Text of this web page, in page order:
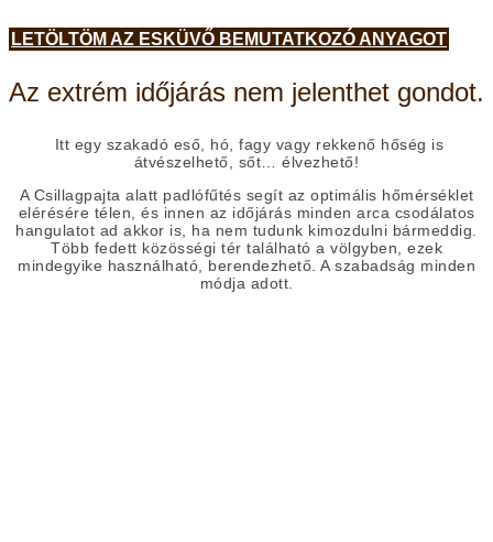
LETÖLTÖM AZ ESKÜVŐ BEMUTATKOZÓ ANYAGOT
Az extrém időjárás nem jelenthet gondot.
Itt egy szakadó eső, hó, fagy vagy rekkenő hőség is
átvészelhető, sőt… élvezhető!
A Csillagpajta alatt padlófűtés segít az optimális hőmérséklet
elérésére télen, és innen az időjárás minden arca csodálatos
hangulatot ad akkor is, ha nem tudunk kimozdulni bármeddig.
Több fedett közösségi tér található a völgyben, ezek
mindegyike használható, berendezhető. A szabadság minden
módja adott.